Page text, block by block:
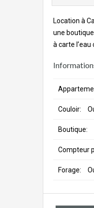
Location à
une
à carte l’eau
Couloir:
Boutique:
Compteur
Forage: